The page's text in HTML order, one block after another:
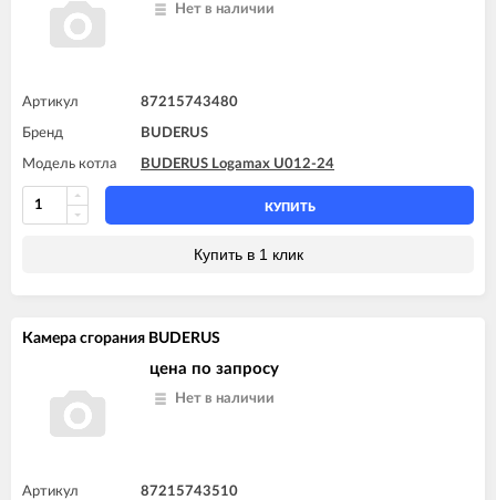
Нет в наличии
Артикул 87215743480
Бренд BUDERUS
Модель котла BUDERUS Logamax U012-24
КУПИТЬ
Купить в 1 клик
Камера сгорания BUDERUS
цена по запросу
Нет в наличии
Артикул 87215743510